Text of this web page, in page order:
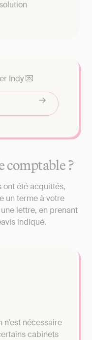
Indy 💌
comptable ?
ont été acquittés,
un terme à votre
lettre, en prenant
indiqué.
nécessaire
cabinets